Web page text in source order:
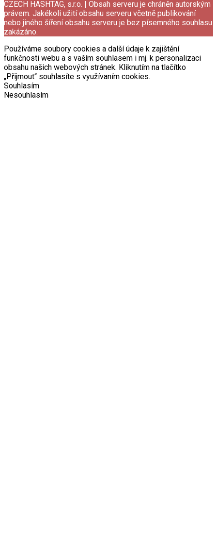
CZECH HASHTAG, s.r.o. | Obsah serveru je chráněn autorským
právem. Jakékoli užití obsahu serveru včetně publikování
nebo jiného šíření obsahu serveru je bez písemného souhlasu
zakázáno.
Používáme soubory cookies a další údaje k zajištění
funkčnosti webu a s vaším souhlasem i mj. k personalizaci
obsahu našich webových stránek. Kliknutím na tlačítko
„Přijmout“ souhlasíte s využívaním cookies.
Souhlasím
Nesouhlasím